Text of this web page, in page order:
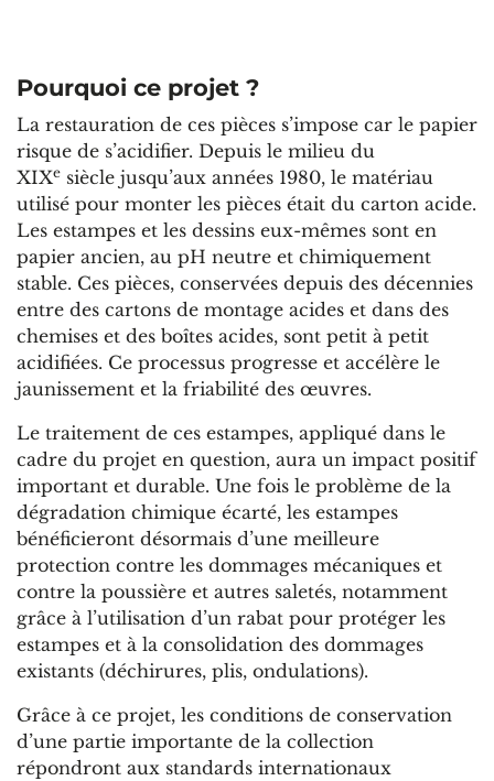
Pourquoi ce projet ?
La restauration de ces pièces s’impose car le papier
risque de s’acidifier. Depuis le milieu du
XIXe siècle jusqu’aux années 1980, le matériau
utilisé pour monter les pièces était du carton acide.
Les estampes et les dessins eux-mêmes sont en
papier ancien, au pH neutre et chimiquement
stable. Ces pièces, conservées depuis des décennies
entre des cartons de montage acides et dans des
chemises et des boîtes acides, sont petit à petit
acidifiées. Ce processus progresse et accélère le
jaunissement et la friabilité des œuvres.
Le traitement de ces estampes, appliqué dans le
cadre du projet en question, aura un impact positif
important et durable. Une fois le problème de la
dégradation chimique écarté, les estampes
bénéficieront désormais d’une meilleure
protection contre les dommages mécaniques et
contre la poussière et autres saletés, notamment
grâce à l’utilisation d’un rabat pour protéger les
estampes et à la consolidation des dommages
existants (déchirures, plis, ondulations).
Grâce à ce projet, les conditions de conservation
d’une partie importante de la collection
répondront aux standards internationaux